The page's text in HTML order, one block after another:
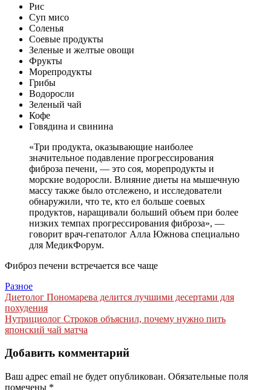
Рис
Суп мисо
Соленья
Соевые продукты
Зеленые и желтые овощи
Фрукты
Морепродукты
Грибы
Водоросли
Зеленый чай
Кофе
Говядина и свинина
«Три продукта, оказывающие наиболее
значительное подавление прогрессирования
фиброза печени, — это соя, морепродукты и
морские водоросли. Влияние диеты на мышечную
массу также было отслежено, и исследователи
обнаружили, что те, кто ел больше соевых
продуктов, наращивали больший объем при более
низких темпах прогрессирования фиброза», —
говорит врач-гепатолог Алла Южнова специально
для МедикФорум.
Фиброз печени встречается все чаще
Разное
Навигация
по
записям
Диетолог Пономарева делится лучшими десертами для
похудения
Нутрициолог Строков объяснил, почему нужно пить
японский чай матча
Добавить комментарий
Ваш адрес email не будет опубликован. Обязательные поля
помечены *